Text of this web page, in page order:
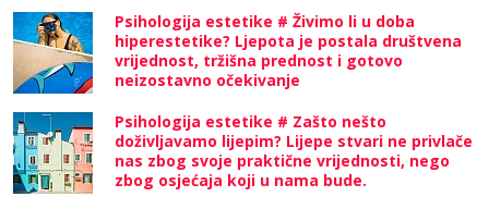
Psihologija estetike # Živimo li u doba
hiperestetike? Ljepota je postala društvena
vrijednost, tržišna prednost i gotovo
neizostavno očekivanje
Psihologija estetike # Zašto nešto
doživljavamo lijepim? Lijepe stvari ne privlače
nas zbog svoje praktične vrijednosti, nego
zbog osjećaja koji u nama bude.